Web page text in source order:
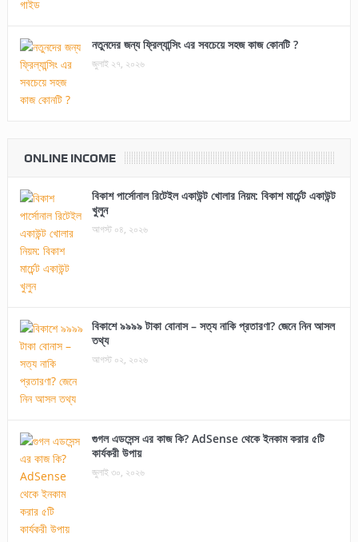
নতুনদের জন্য ফ্রিল্যান্সিং এর সবচেয়ে সহজ কাজ কোনটি ?
জুলাই ২৭, ২০২৬
ONLINE INCOME
বিকাশ পার্সোনাল রিটেইল একাউন্ট খোলার নিয়ম: বিকাশ মার্চেন্ট একাউন্ট
খুলুন
আগস্ট ০৪, ২০২৬
বিকাশে ৯৯৯৯ টাকা বোনাস – সত্য নাকি প্রতারণা? জেনে নিন আসল
তথ্য
আগস্ট ০২, ২০২৬
গুগল এডসেন্স এর কাজ কি? AdSense থেকে ইনকাম করার ৫টি
কার্যকরী উপায়
জুলাই ৩০, ২০২৬